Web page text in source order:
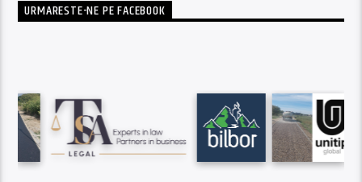
URMARESTE-NE PE FACEBOOK